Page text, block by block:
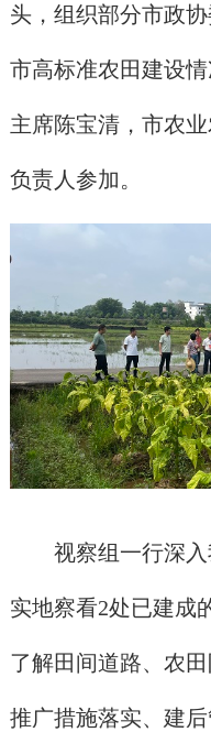
头，组织部分市政
市高标准农田建设
主席陈宝清，市农
负责人参加。
视察组一行深入
实地察看2处已建成
了解田间道路、农
推广措施落实、建